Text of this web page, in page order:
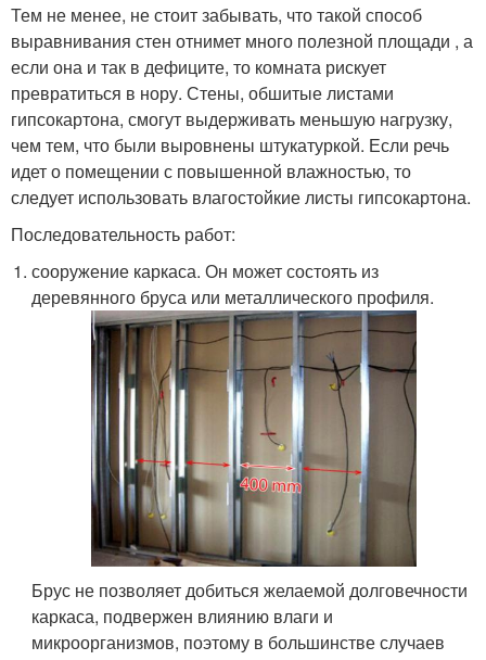
Тем не менее, не стоит забывать, что такой способ
выравнивания стен отнимет много полезной площади , а
если она и так в дефиците, то комната рискует
превратиться в нору. Стены, обшитые листами
гипсокартона, смогут выдерживать меньшую нагрузку,
чем тем, что были выровнены штукатуркой. Если речь
идет о помещении с повышенной влажностью, то
следует использовать влагостойкие листы гипсокартона.
Последовательность работ:
сооружение каркаса. Он может состоять из
деревянного бруса или металлического профиля.
Брус не позволяет добиться желаемой долговечности
каркаса, подвержен влиянию влаги и
микроорганизмов, поэтому в большинстве случаев